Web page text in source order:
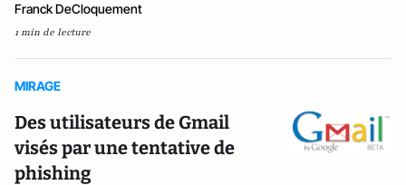
Franck DeCloquement
1 min de lecture
MIRAGE
Des utilisateurs de Gmail
visés par une tentative de
phishing